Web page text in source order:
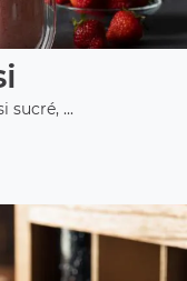
sucré, ...